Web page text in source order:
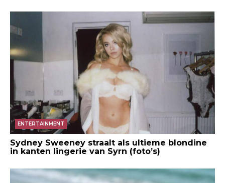
ENTERTAINMENT
Sydney Sweeney straalt als ultieme blondine
in kanten lingerie van Syrn (foto’s)